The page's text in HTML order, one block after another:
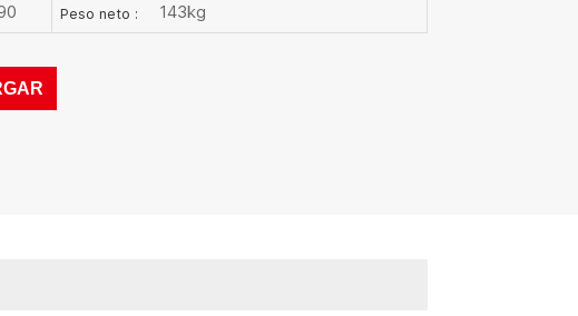
Peso neto : 143kg